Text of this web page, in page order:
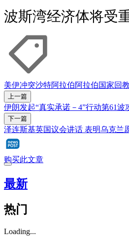
波斯湾经济体将受
美伊冲突沙特阿拉伯阿拉伯国家回教
上一篇
伊朗发起“真实承诺－4”行动第61波
下一篇
泽连斯基英国议会讲话 表明乌克兰
购买此文章
最新
热门
Loading...